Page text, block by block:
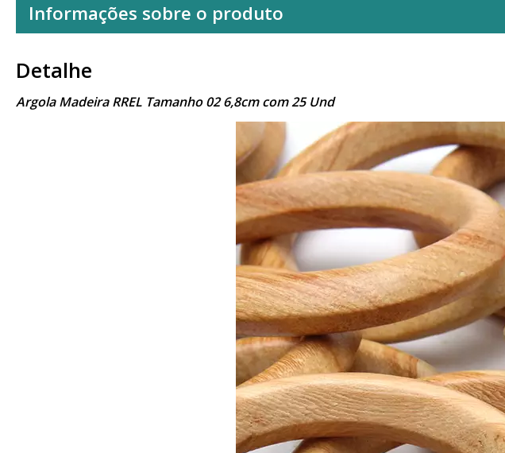
Informações sobre o produto
Detalhe
Argola Madeira RREL Tamanho 02 6,8cm com 25 Und